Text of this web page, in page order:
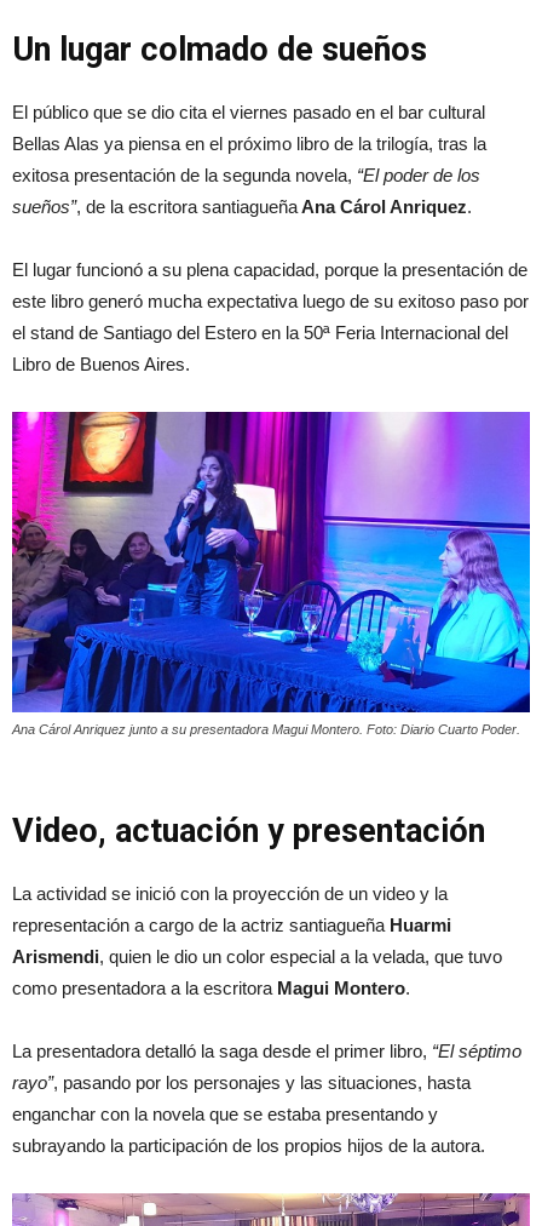
Un lugar colmado de sueños
El público que se dio cita el viernes pasado en el bar cultural
Bellas Alas ya piensa en el próximo libro de la trilogía, tras la
exitosa presentación de la segunda novela, “El poder de los
sueños”, de la escritora santiagueñaAna Cárol Anriquez.
El lugar funcionó a su plena capacidad, porque la presentación de
este libro generó mucha expectativa luego de su exitoso paso por
el stand de Santiago del Estero en la 50ª Feria Internacional del
Libro de Buenos Aires.
Ana Cárol Anriquez junto a su presentadora Magui Montero. Foto: Diario Cuarto Poder.
Video, actuación y presentación
La actividad se inició con la proyección de un video y la
representación a cargo de la actriz santiagueña Huarmi
Arismendi, quien le dio un color especial a la velada, que tuvo
como presentadora a la escritora Magui Montero.
La presentadora detalló la saga desde el primer libro, “El séptimo
rayo”, pasando por los personajes y las situaciones, hasta
enganchar con la novela que se estaba presentando y
subrayando la participación de los propios hijos de la autora.